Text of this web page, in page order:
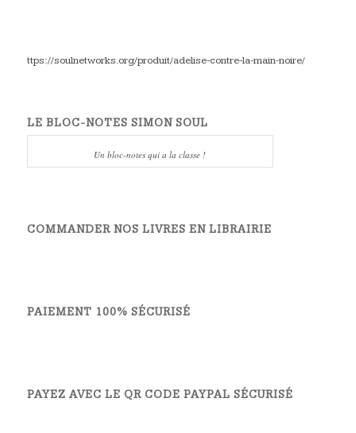
ttps://soulnetworks.org/produit/adelise-contre-la-main-noire/
LE BLOC-NOTES SIMON SOUL
Un bloc-notes qui a la classe !
COMMANDER NOS LIVRES EN LIBRAIRIE
PAIEMENT 100% SÉCURISÉ
PAYEZ AVEC LE QR CODE PAYPAL SÉCURISÉ